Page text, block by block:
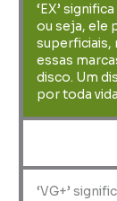
‘EX’
ou seja, ele
superficiais,
essas
disco. Um
por toda
‘VG+’